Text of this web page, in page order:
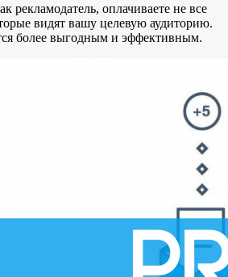
рекламодатель, оплачиваете не все
видят вашу целевую аудиторию.
более выгодным и эффективным.